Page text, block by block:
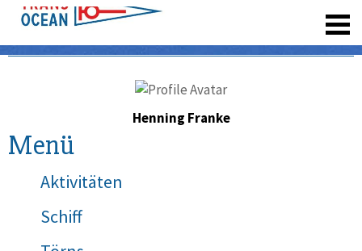
Henning Franke
Menü
Aktivitäten
Schiff